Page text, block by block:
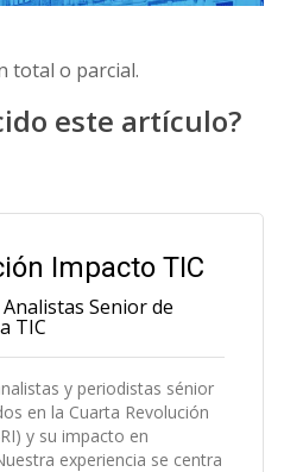
total o parcial.
este artículo?
Impacto TIC
Senior de
TIC
y periodistas sénior
en la Cuarta Revolución
y su impacto en
experiencia se centra